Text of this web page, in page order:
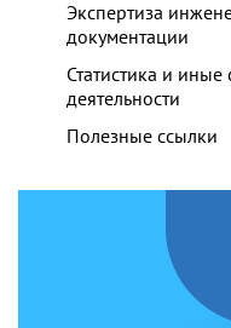
Экспертиза
документации
Статистика и
деятельности
Полезные ссылки